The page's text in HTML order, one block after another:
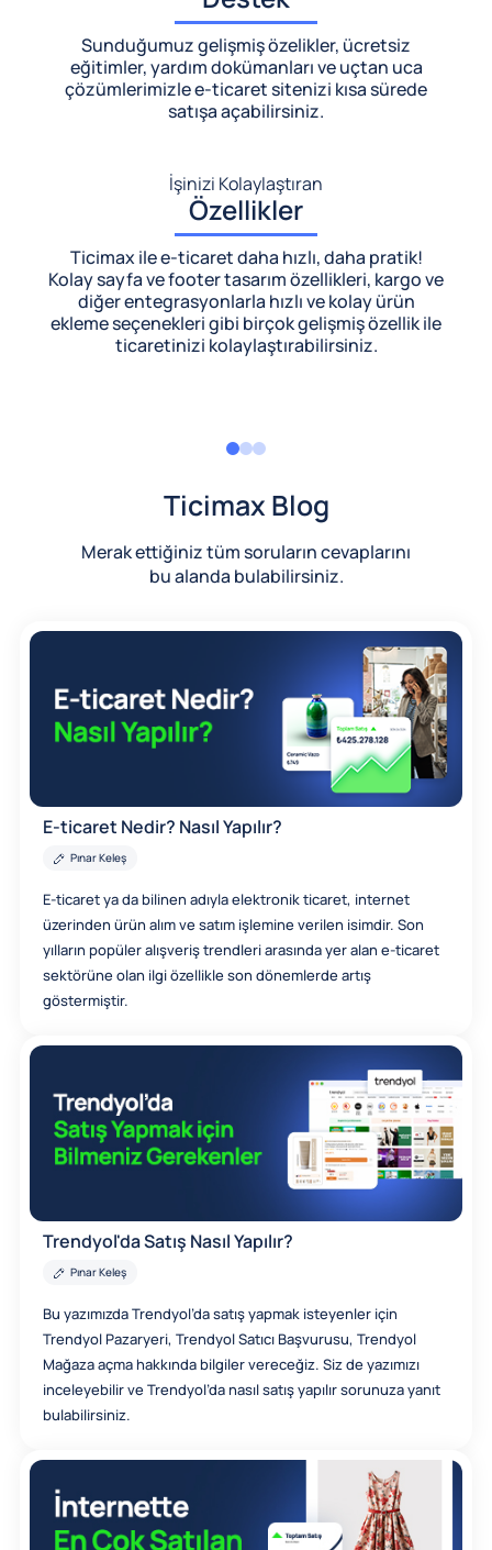
Sunduğumuz gelişmiş özelikler, ücretsiz
eğitimler, yardım dokümanları ve uçtan uca
çözümlerimizlee-ticaret sitenizi kısa sürede
satışa açabilirsiniz.
İşinizi Kolaylaştıran
Özellikler
Ticimax ile e-ticaret daha hızlı, daha pratik!
Kolay sayfa ve footer tasarım özellikleri, kargo ve
diğer entegrasyonlarla hızlı ve kolay ürün
ekleme seçenekleri gibi birçok gelişmiş özellik ile
ticaretinizi kolaylaştırabilirsiniz.
Ticimax Blog
Merak ettiğiniz tüm soruların cevaplarını
bu alanda bulabilirsiniz.
E-ticaret Nedir? Nasıl Yapılır?
Pınar Keleş
E-ticaret ya da bilinen adıyla elektronik ticaret, internet
üzerinden ürün alım ve satım işlemine verilen isimdir. Son
yılların popüler alışveriş trendleri arasında yer alan e-ticaret
sektörüne olan ilgi özellikle son dönemlerde artış
göstermiştir.
Trendyol'da Satış Nasıl Yapılır?
Pınar Keleş
Bu yazımızda Trendyol’da satış yapmak isteyenler için
Trendyol Pazaryeri, Trendyol Satıcı Başvurusu, Trendyol
Mağaza açma hakkında bilgiler vereceğiz. Siz de yazımızı
inceleyebilir ve Trendyol’da nasıl satış yapılır sorunuza yanıt
bulabilirsiniz.